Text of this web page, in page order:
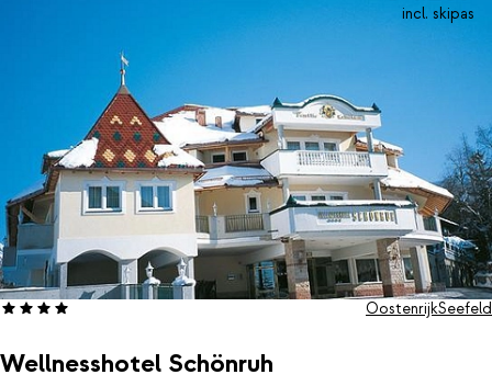
in de middag, een 5-gangendiner en de hele dag door
vruchtensappen, thee en vers fruit in de sparuimte. Je kunt hier
genieten van gerechten bereid door chef-kok Julius Polak, die
bekroond is met 1 toque.
incl. skipas
Wellnesshotel Schönruh
OostenrijkSeefeld